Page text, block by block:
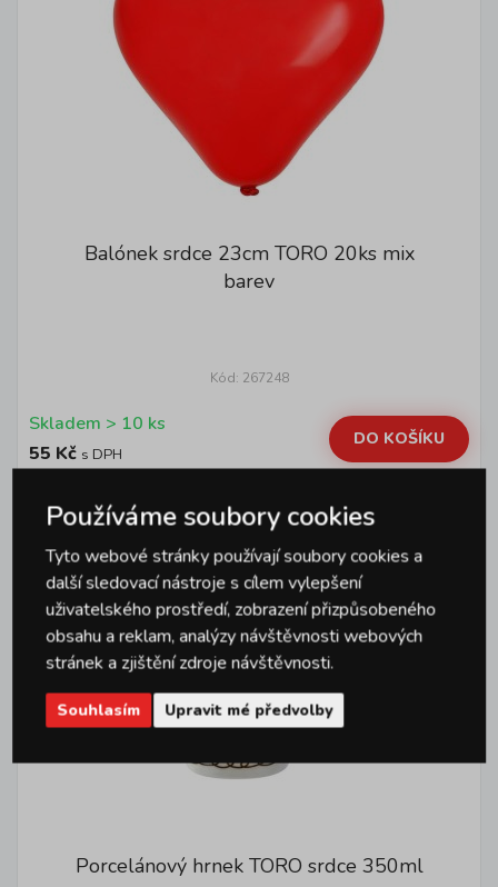
Balónek srdce 23cm TORO 20ks mix
barev
Kód: 267248
Skladem > 10 ks
55 Kč s DPH
DO KOŠÍKU
Porcelánový hrnek TORO srdce 350ml
Používáme soubory cookies
Tyto webové stránky používají soubory cookies a
další sledovací nástroje s cílem vylepšení
uživatelského prostředí, zobrazení přizpůsobeného
obsahu a reklam, analýzy návštěvnosti webových
stránek a zjištění zdroje návštěvnosti.
Souhlasím Upravit mé předvolby